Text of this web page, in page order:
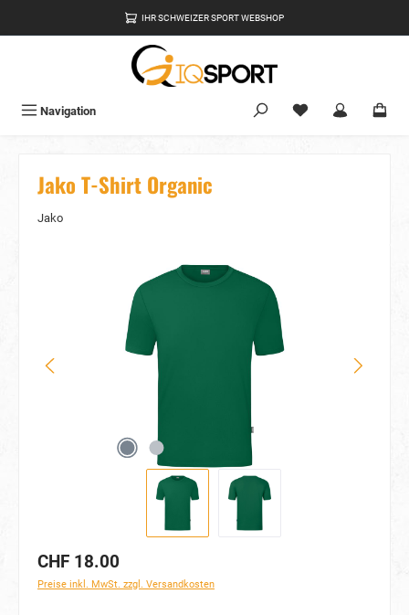
IHR SCHWEIZER SPORT WEBSHOP
Navigation Du hast 0
Jako T-Shirt Organic
Jako
Bildergalerie überspringen
CHF 18.00
Preise inkl. MwSt. zzgl. Versandkosten